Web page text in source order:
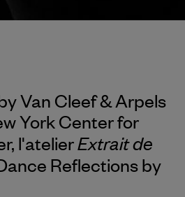
Van Cleef & Arpels
York Center for
l'atelierExtrait de
Reflections by